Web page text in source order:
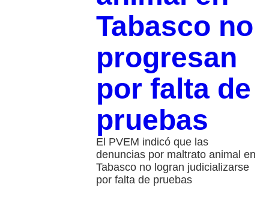
Tabasco no
progresan
por falta de
pruebas
El PVEM indicó que las
denuncias por maltrato animal en
Tabasco no logran judicializarse
por falta de pruebas